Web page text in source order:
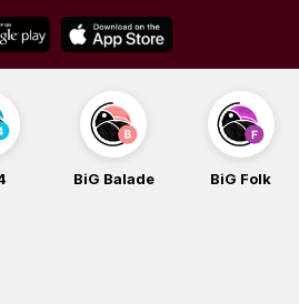
BiG Balade BiG Folk